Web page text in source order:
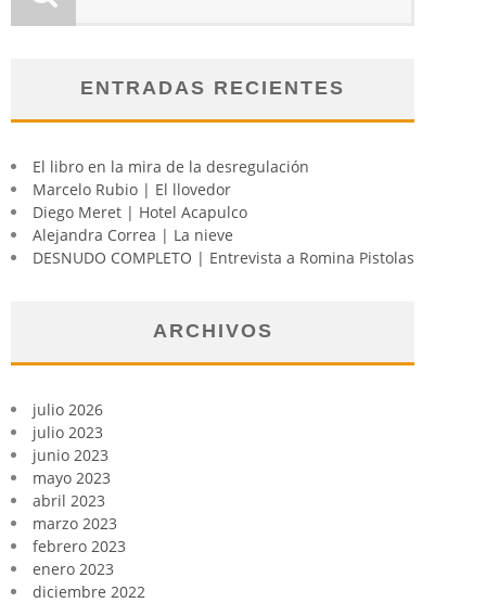
ENTRADAS RECIENTES
El libro en la mira de la desregulación
Marcelo Rubio | El llovedor
Diego Meret | Hotel Acapulco
Alejandra Correa | La nieve
DESNUDO COMPLETO | Entrevista a Romina Pistolas
ARCHIVOS
julio 2026
julio 2023
junio 2023
mayo 2023
abril 2023
marzo 2023
febrero 2023
enero 2023
diciembre 2022